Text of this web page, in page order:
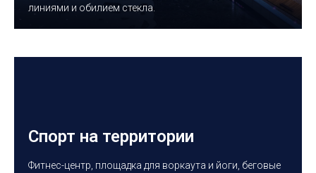
линиями и обилием стекла.
Спорт на территории
Фитнес-центр, площадка для воркаута и йоги, беговые